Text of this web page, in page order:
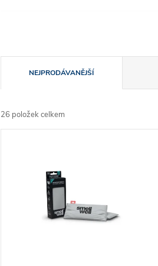
a
z
NEJPRODÁVANĚJŠÍ
26 položek celkem